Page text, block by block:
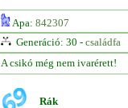
Apa: 842307
Generáció: 30 - családfa
A csikó még nem ivarérett!
Rák